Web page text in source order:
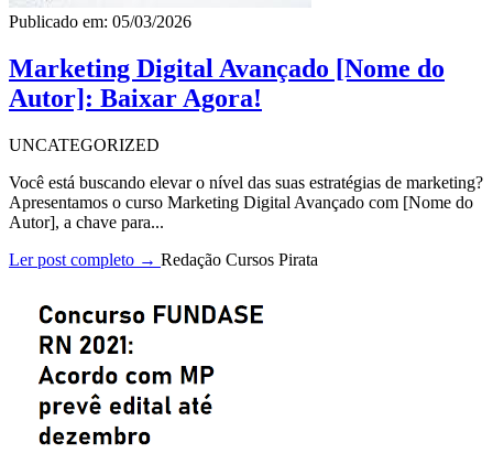
Publicado em: 05/03/2026
Marketing Digital Avançado [Nome do
Autor]: Baixar Agora!
UNCATEGORIZED
Você está buscando elevar o nível das suas estratégias de marketing?
Apresentamos o curso Marketing Digital Avançado com [Nome do
Autor], a chave para...
Ler post completo → Redação Cursos Pirata